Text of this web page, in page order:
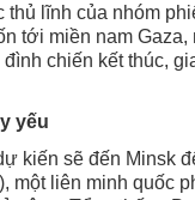
lĩnh của nhóm
tới miền nam
chiến kết thúc,
yếu
kiến sẽ đến Minsk
liên minh quốc